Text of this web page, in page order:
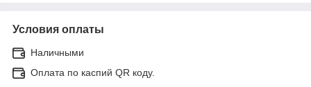
Условия оплаты
Наличными
Оплата по каспий QR коду.